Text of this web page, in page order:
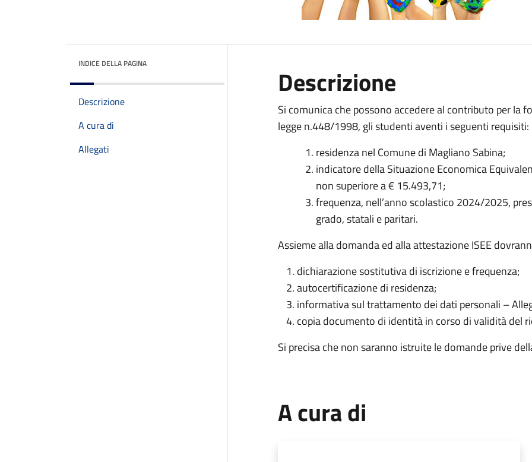
INDICE DELLA PAGINA
Descrizione
A cura di
Allegati
Descrizione
Si comunica che possono accedere al contributo per la
legge n.448/1998, gli studenti aventi i seguenti requisiti:
residenza nel Comune di Magliano Sabina;
indicatore della Situazione Economica
non superiore a € 15.493,71;
frequenza, nell’anno scolastico 2024/2025,
grado, statali e paritari.
Assieme alla domanda ed alla attestazione ISEE
dichiarazione sostitutiva di iscrizione e frequenza;
autocertificazione di residenza;
informativa sul trattamento dei dati personali –
copia documento di identità in corso di validità del
Si precisa che non saranno istruite le domande prive
A cura di